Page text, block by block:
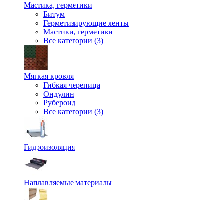
Мастика, герметики
Битум
Герметизирующие ленты
Мастики, герметики
Все категории (3)
Мягкая кровля
Гибкая черепица
Ондулин
Рубероид
Все категории (3)
Гидроизоляция
Наплавляемые материалы